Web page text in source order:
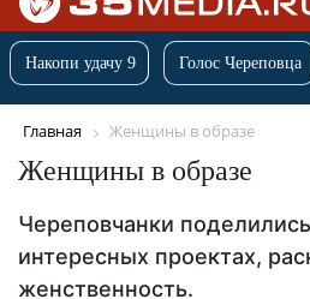
Накопи удачу 9 Голос Череповца
Главная Женщины в образе
Женщины в образе
Череповчанки
интересных проектах,
женственность.